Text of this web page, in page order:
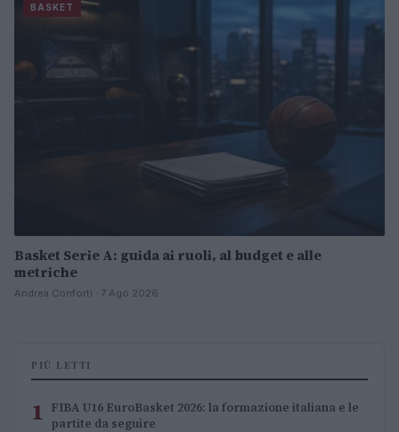
BASKET
Basket Serie A: guida ai ruoli, al budget e alle
metriche
Andrea Conforti · 7 Ago 2026
PIÙ LETTI
1 FIBA U16 EuroBasket 2026: la formazione italiana e le
partite da seguire